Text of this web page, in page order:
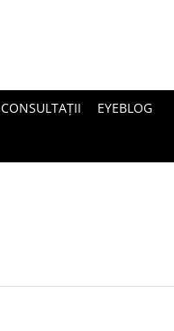
CONSULTAȚII EYEBLOG